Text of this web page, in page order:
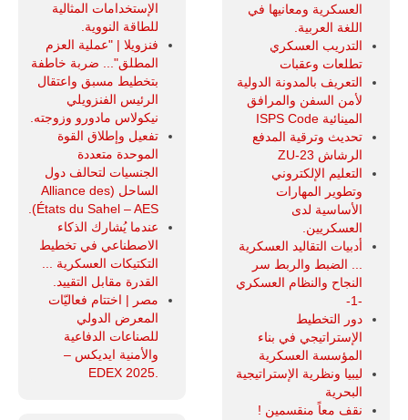
العسكرية ومعانيها في
اللغة العربية.
التدريب العسكري
تطلعات وعقبات
التعريف بالمدونة الدولية
لأمن السفن والمرافق
المينائية ISPS Code
تحديث وترقية المدفع
الرشاش ZU-23
التعليم الإلكتروني
وتطوير المهارات
الأساسية لدى
العسكريين.
أدبيات التقاليد العسكرية
... الضبط والربط سر
النجاح والنظام العسكري
-1-
دور التخطيط
الإستراتيجي في بناء
المؤسسة العسكرية
ليبيا ونظرية الإستراتيجية
البحرية
نقف معاً منقسمين !
الإستخدامات المثالية
للطاقة النووية.
فنزويلا | "عملية العزم
المطلق"... ضربة خاطفة
بتخطيط مسبق واعتقال
الرئيس الفنزويلي
نيكولاس مادورو وزوجته.
تفعيل وإطلاق القوة
الموحدة متعددة
الجنسيات لتحالف دول
الساحل (Alliance des
États du Sahel – AES).
عندما يُشارك الذكاء
الاصطناعي في تخطيط
التكتيكات العسكرية ...
القدرة مقابل التقييد.
مصر | اختتام فعاليّات
المعرض الدولي
للصناعات الدفاعية
والأمنية ايديكس ‒